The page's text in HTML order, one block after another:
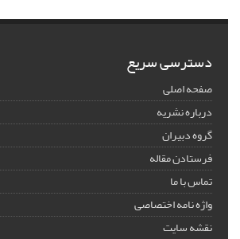
دسترسی سریع
صفحه اصلی
درباره نشریه
گروه دبیران
فرستادن مقاله
تماس با ما
واژه نامه اختصاصی
نقشه سایت